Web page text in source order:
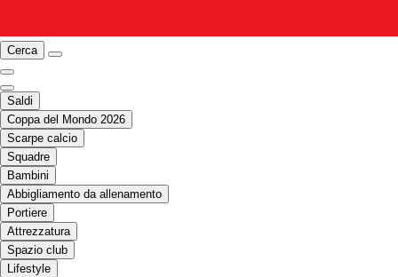
Cerca
Saldi
Coppa del Mondo 2026
Scarpe calcio
Squadre
Bambini
Abbigliamento da allenamento
Portiere
Attrezzatura
Spazio club
Lifestyle